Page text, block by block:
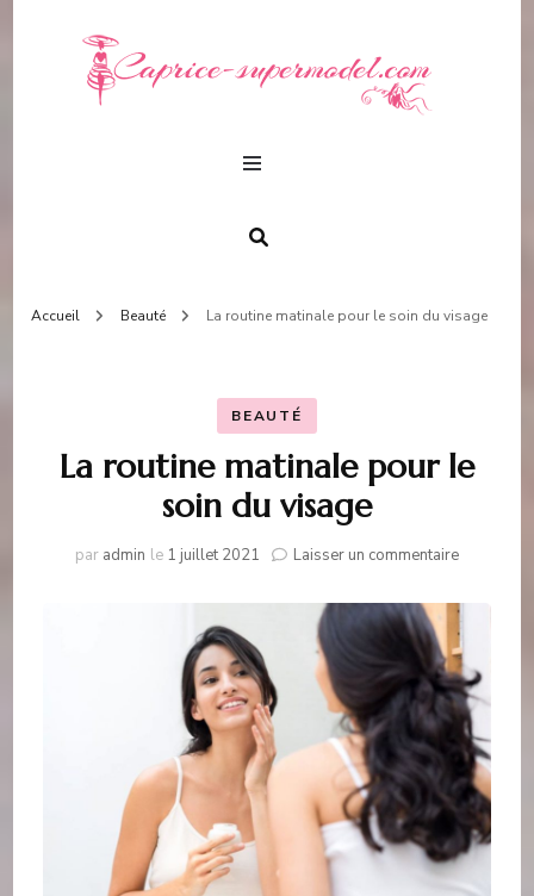
Accueil Beauté La routine matinale pour le soin du visage
BEAUTÉ
La routine matinale pour le
soin du visage
par admin le 1 juillet 2021 Laisser un commentairesur
routine
pour
le
soin
du
visage